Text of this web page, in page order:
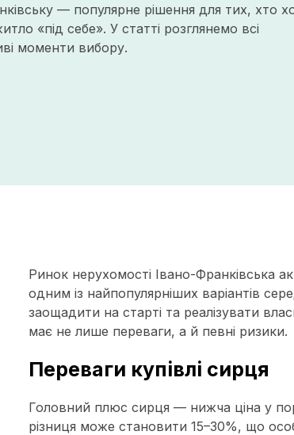
— популярне рішення для тих, хто
«під себе». У статті розглянемо всі
моменти вибору.
Ринок нерухомості Івано-Франківська
одним із найпопулярніших варіантів
заощадити на старті та реалізувати
має не лише переваги, а й певні ризики.
Переваги купівлі сирця
Головний плюс сирця — нижча ціна у
різниця може становити 15–30%, що